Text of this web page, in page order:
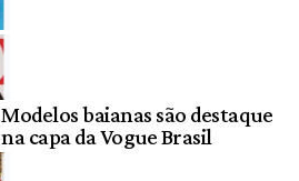
Modelos baianas são destaque
na capa da Vogue Brasil